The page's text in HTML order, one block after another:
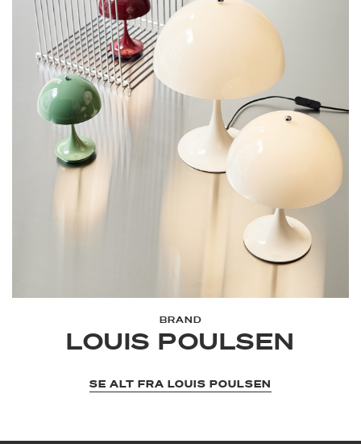
BRAND
LOUIS POULSEN
SE ALT FRA LOUIS POULSEN